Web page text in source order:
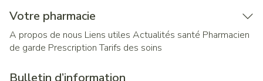
Votre pharmacie
A propos de nous Liens utiles Actualités santé Pharmacien
de garde Prescription Tarifs des soins
Bulletin d’information